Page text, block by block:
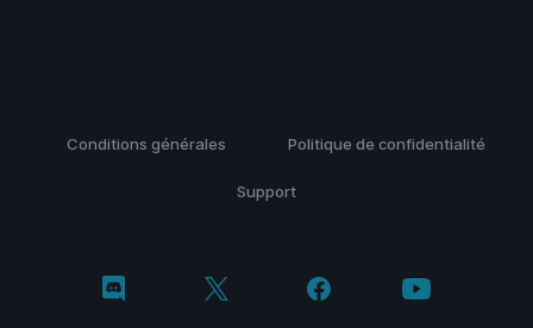
Conditions générales Politique de confidentialité
Support